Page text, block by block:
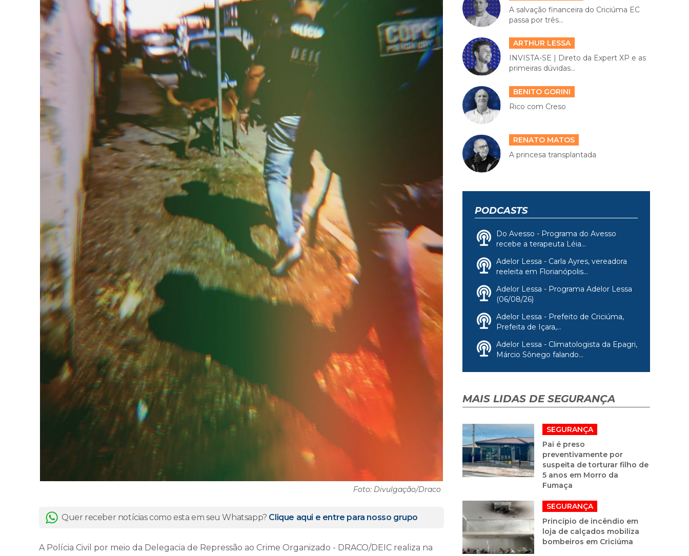
Foto: Divulgação/Draco
Quer receber notícias como esta em seu Whatsapp? Clique aqui e entre para nosso grupo
A Polícia Civil por meio da Delegacia de Repressão ao Crime Organizado - DRACO/DEIC realiza na
A salvação financeira do Criciúma EC
passa por três...
ARTHUR LESSA
INVISTA-SE | Direto da Expert XP e as
primeiras dúvidas...
BENITO GORINI
Rico com Creso
RENATO MATOS
A princesa transplantada
PODCASTS
Do Avesso - Programa do Avesso
recebe a terapeuta Léia...
Adelor Lessa - Carla Ayres, vereadora
reeleita em Florianópolis...
Adelor Lessa - Programa Adelor Lessa
(06/08/26)
Adelor Lessa - Prefeito de Criciúma,
Prefeita de Içara,...
Adelor Lessa - Climatologista da Epagri,
Márcio Sônego falando...
MAIS LIDAS DE SEGURANÇA
SEGURANÇA
Pai é preso
preventivamente por
suspeita de torturar filho de
5 anos em Morro da
Fumaça
SEGURANÇA
Princípio de incêndio em
loja de calçados mobiliza
bombeiros em Criciúma